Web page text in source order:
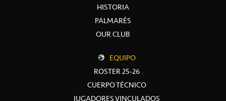
HISTORIA
PALMARÉS
OUR CLUB
EQUIPO
ROSTER 25-26
CUERPO TÉCNICO
JUGADORES VINCULADOS